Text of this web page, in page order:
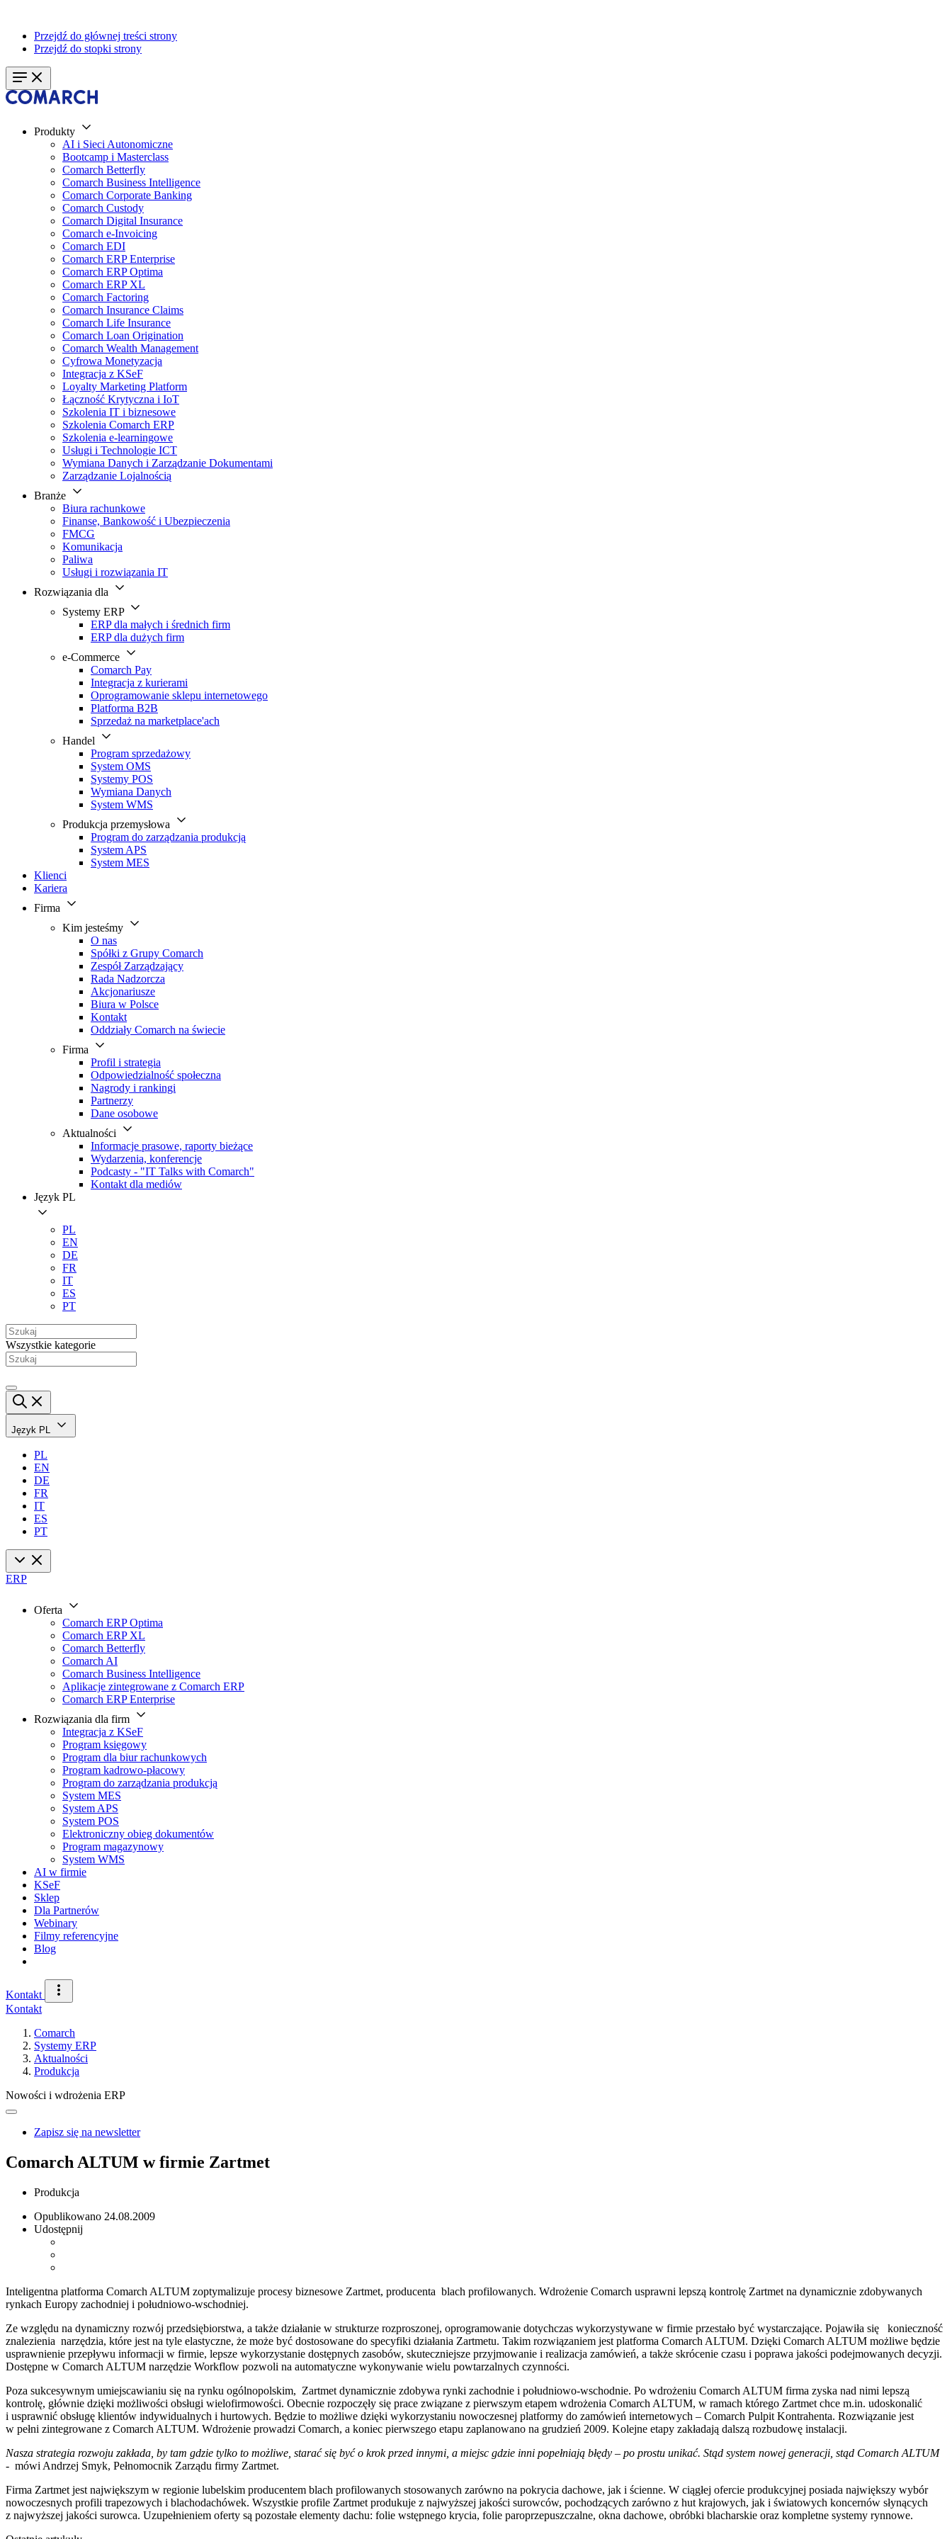
Przejdź do głównej treści strony
Przejdź do stopki strony
Produkty
AI i Sieci Autonomiczne
Bootcamp i Masterclass
Comarch Betterfly
Comarch Business Intelligence
Comarch Corporate Banking
Comarch Custody
Comarch Digital Insurance
Comarch e-Invoicing
Comarch EDI
Comarch ERP Enterprise
Comarch ERP Optima
Comarch ERP XL
Comarch Factoring
Comarch Insurance Claims
Comarch Life Insurance
Comarch Loan Origination
Comarch Wealth Management
Cyfrowa Monetyzacja
Integracja z KSeF
Loyalty Marketing Platform
Łączność Krytyczna i IoT
Szkolenia IT i biznesowe
Szkolenia Comarch ERP
Szkolenia e-learningowe
Usługi i Technologie ICT
Wymiana Danych i Zarządzanie Dokumentami
Zarządzanie Lojalnością
Branże
Biura rachunkowe
Finanse, Bankowość i Ubezpieczenia
FMCG
Komunikacja
Paliwa
Usługi i rozwiązania IT
Rozwiązania dla
Systemy ERP
ERP dla małych i średnich firm
ERP dla dużych firm
e-Commerce
Comarch Pay
Integracja z kurierami
Oprogramowanie sklepu internetowego
Platforma B2B
Sprzedaż na marketplace'ach
Handel
Program sprzedażowy
System OMS
Systemy POS
Wymiana Danych
System WMS
Produkcja przemysłowa
Program do zarządzania produkcją
System APS
System MES
Klienci
Kariera
Firma
Kim jesteśmy
O nas
Spółki z Grupy Comarch
Zespół Zarządzający
Rada Nadzorcza
Akcjonariusze
Biura w Polsce
Kontakt
Oddziały Comarch na świecie
Firma
Profil i strategia
Odpowiedzialność społeczna
Nagrody i rankingi
Partnerzy
Dane osobowe
Aktualności
Informacje prasowe, raporty bieżące
Wydarzenia, konferencje
Podcasty - "IT Talks with Comarch"
Kontakt dla mediów
Język PL
PL
EN
DE
FR
IT
ES
PT
Wszystkie kategorie
Język PL
PL
EN
DE
FR
IT
ES
PT
ERP
Oferta
Comarch ERP Optima
Comarch ERP XL
Comarch Betterfly
Comarch AI
Comarch Business Intelligence
Aplikacje zintegrowane z Comarch ERP
Comarch ERP Enterprise
Rozwiązania dla firm
Integracja z KSeF
Program księgowy
Program dla biur rachunkowych
Program kadrowo-płacowy
Program do zarządzania produkcją
System MES
System APS
System POS
Elektroniczny obieg dokumentów
Program magazynowy
System WMS
AI w firmie
KSeF
Sklep
Dla Partnerów
Webinary
Filmy referencyjne
Blog
Kontakt
Kontakt
Comarch
Systemy ERP
Aktualności
Produkcja
Nowości i wdrożenia ERP
Zapisz się na newsletter
Comarch ALTUM w firmie Zartmet
Produkcja
Opublikowano 24.08.2009
Udostępnij
Inteligentna platforma Comarch ALTUM zoptymalizuje procesy biznesowe Zartmet, producenta blach profilowanych. Wdrożenie Comarch usprawni lepszą kontrolę Zartmet na dynamicznie zdobywanych
rynkach Europy zachodniej i południowo-wschodniej.
Ze względu na dynamiczny rozwój przedsiębiorstwa, a także działanie w strukturze rozproszonej, oprogramowanie dotychczas wykorzystywane w firmie przestało być wystarczające. Pojawiła się konieczność
znalezienia narzędzia, które jest na tyle elastyczne, że może być dostosowane do specyfiki działania Zartmetu. Takim rozwiązaniem jest platforma Comarch ALTUM. Dzięki Comarch ALTUM możliwe będzie
usprawnienie przepływu informacji w firmie, lepsze wykorzystanie dostępnych zasobów, skuteczniejsze przyjmowanie i realizacja zamówień, a także skrócenie czasu i poprawa jakości podejmowanych decyzji.
Dostępne w Comarch ALTUM narzędzie Workflow pozwoli na automatyczne wykonywanie wielu powtarzalnych czynności.
Poza sukcesywnym umiejscawianiu się na rynku ogólnopolskim, Zartmet dynamicznie zdobywa rynki zachodnie i południowo-wschodnie. Po wdrożeniu Comarch ALTUM firma zyska nad nimi lepszą
kontrolę, głównie dzięki możliwości obsługi wielofirmowości. Obecnie rozpoczęły się prace związane z pierwszym etapem wdrożenia Comarch ALTUM, w ramach którego Zartmet chce m.in. udoskonalić
i usprawnić obsługę klientów indywidualnych i hurtowych. Będzie to możliwe dzięki wykorzystaniu nowoczesnej platformy do zamówień internetowych – Comarch Pulpit Kontrahenta. Rozwiązanie jest
w pełni zintegrowane z Comarch ALTUM. Wdrożenie prowadzi Comarch, a koniec pierwszego etapu zaplanowano na grudzień 2009. Kolejne etapy zakładają dalszą rozbudowę instalacji.
Nasza strategia rozwoju zakłada, by tam gdzie tylko to możliwe, starać się być o krok przed innymi, a miejsc gdzie inni popełniają błędy – po prostu unikać. Stąd system nowej generacji, stąd Comarch ALTUM
- mówi Andrzej Smyk, Pełnomocnik Zarządu firmy Zartmet.
Firma Zartmet jest największym w regionie lubelskim producentem blach profilowanych stosowanych zarówno na pokrycia dachowe, jak i ścienne. W ciągłej ofercie produkcyjnej posiada największy wybór
nowoczesnych profili trapezowych i blachodachówek. Wszystkie profile Zartmet produkuje z najwyższej jakości surowców, pochodzących zarówno z hut krajowych, jak i światowych koncernów słynących
z najwyższej jakości surowca. Uzupełnieniem oferty są pozostałe elementy dachu: folie wstępnego krycia, folie paroprzepuszczalne, okna dachowe, obróbki blacharskie oraz kompletne systemy rynnowe.